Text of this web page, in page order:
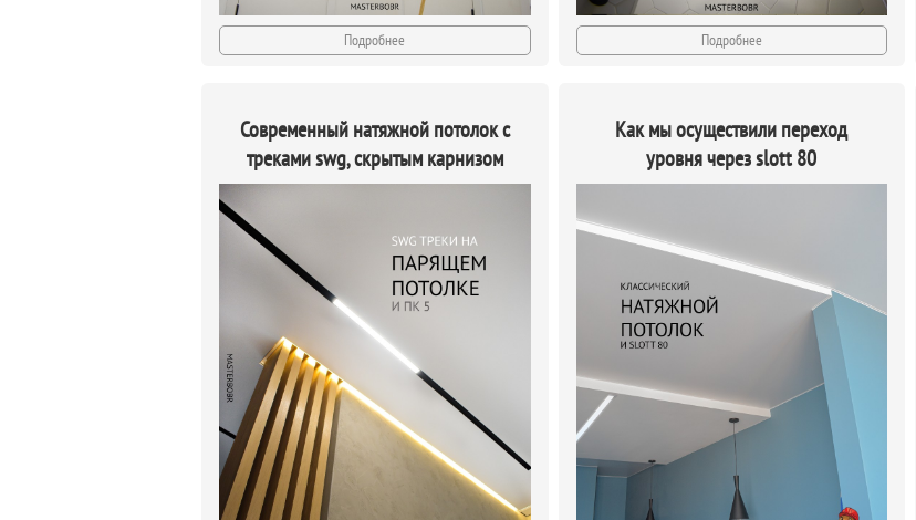
Подробнее Подробнее
Современный натяжной потолок с
треками swg, скрытым карнизом
Как мы осуществили переход
уровня через slott 80